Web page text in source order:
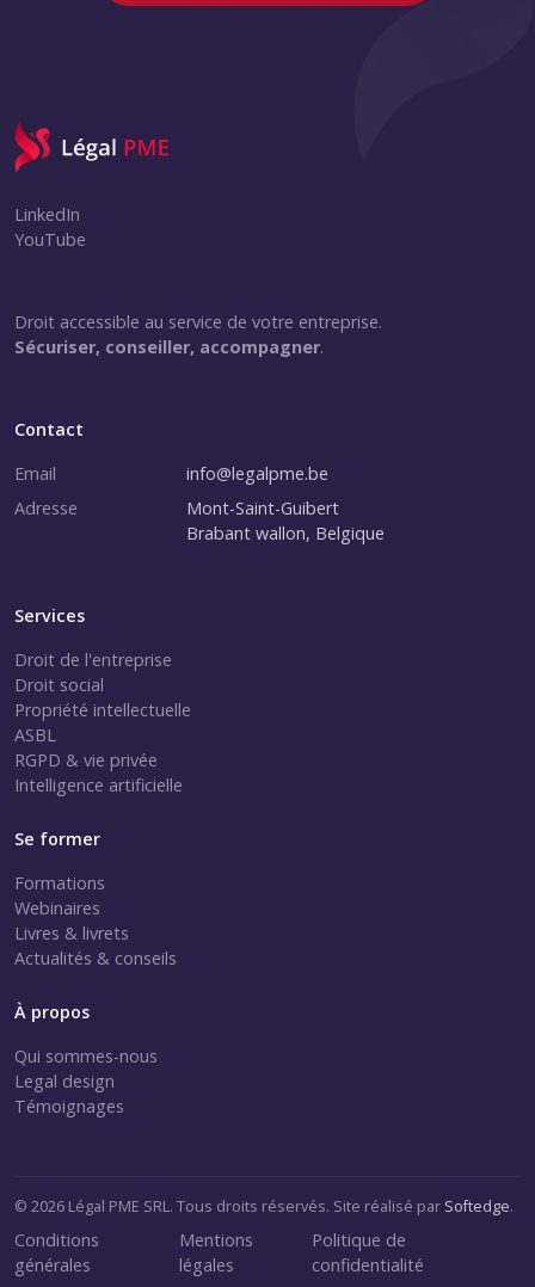
LinkedIn
YouTube
Droit accessible au service de votre entreprise.
Sécuriser, conseiller, accompagner.
Contact
Email
info@legalpme.be
Adresse
Mont-Saint-Guibert
Brabant wallon, Belgique
Services
Droit de l'entreprise
Droit social
Propriété intellectuelle
ASBL
RGPD & vie privée
Intelligence artificielle
Se former
Formations
Webinaires
Livres & livrets
Actualités & conseils
À propos
Qui sommes-nous
Legal design
Témoignages
© 2026 Légal PME SRL. Tous droits réservés. Site réalisé par Softedge.
Conditions
générales
Mentions
légales
Politique de
confidentialité